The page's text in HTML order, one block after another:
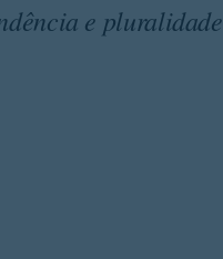
e pluralidade